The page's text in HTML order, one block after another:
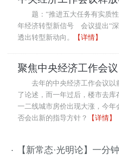
题：“推进五大任务有实质
年经济转型新信号 会议提出“
透出转型新动向。
【详情】
聚焦中央经济工作会议
去年的中央经济工作会议
了论述，而一年过后，楼市去
一二线城市房价出现大涨，今
否会出新的指导方针？
【详情】
· 【新常态·光明论】一分